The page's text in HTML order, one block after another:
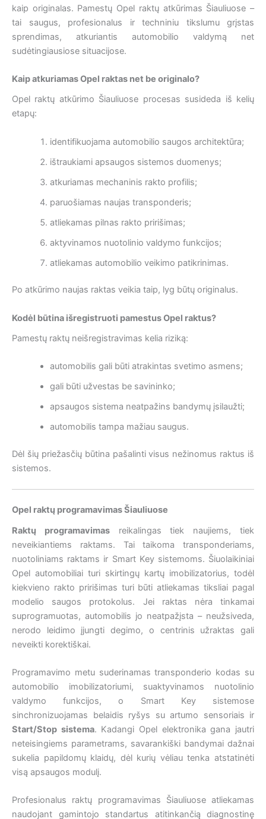
kaip originalas. Pamestų Opel raktų atkūrimas Šiauliuose –
tai saugus, profesionalus ir techniniu tikslumu grįstas
sprendimas, atkuriantis automobilio valdymą net
sudėtingiausiose situacijose.
Kaip atkuriamas Opel raktas net be originalo?
Opel raktų atkūrimo Šiauliuose procesas susideda iš kelių
etapų:
identifikuojama automobilio saugos architektūra;
ištraukiami apsaugos sistemos duomenys;
atkuriamas mechaninis rakto profilis;
paruošiamas naujas transponderis;
atliekamas pilnas rakto pririšimas;
aktyvinamos nuotolinio valdymo funkcijos;
atliekamas automobilio veikimo patikrinimas.
Po atkūrimo naujas raktas veikia taip, lyg būtų originalus.
Kodėl būtina išregistruoti pamestus Opel raktus?
Pamestų raktų neišregistravimas kelia riziką:
automobilis gali būti atrakintas svetimo asmens;
gali būti užvestas be savininko;
apsaugos sistema neatpažins bandymų įsilaužti;
automobilis tampa mažiau saugus.
Dėl šių priežasčių būtina pašalinti visus nežinomus raktus iš
sistemos.
Opel raktų programavimas Šiauliuose
Raktų programavimasreikalingas tiek naujiems, tiek
neveikiantiems raktams. Tai taikoma transponderiams,
nuotoliniams raktams ir Smart Key sistemoms. Šiuolaikiniai
Opel automobiliai turi skirtingų kartų imobilizatorius, todėl
kiekvieno rakto pririšimas turi būti atliekamas tiksliai pagal
modelio saugos protokolus. Jei raktas nėra tinkamai
suprogramuotas, automobilis jo neatpažįsta – neužsiveda,
nerodo leidimo įjungti degimo, o centrinis užraktas gali
neveikti korektiškai.
Programavimo metu suderinamas transponderio kodas su
automobilio imobilizatoriumi, suaktyvinamos nuotolinio
valdymo funkcijos, o Smart Key sistemose
sinchronizuojamas belaidis ryšys su artumo sensoriais ir
Start/Stop sistema. Kadangi Opel elektronika gana jautri
neteisingiems parametrams, savarankiški bandymai dažnai
sukelia papildomų klaidų, dėl kurių vėliau tenka atstatinėti
visą apsaugos modulį.
Profesionalus raktų programavimas Šiauliuose atliekamas
naudojant gamintojo standartus atitinkančią diagnostinę